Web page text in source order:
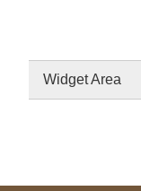
Widget Area